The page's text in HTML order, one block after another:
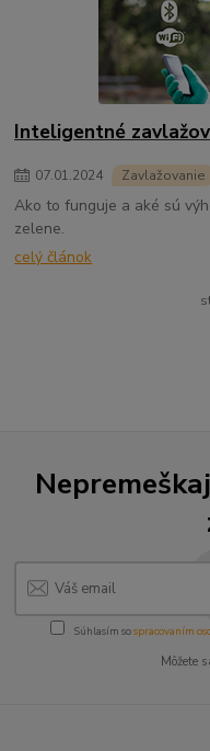
Inteligentné
07.01.2024 Zavlažovanie
Ako to funguje a aké sú
zelene.
celý článok
Súhlasím sospracovaním
Môžete